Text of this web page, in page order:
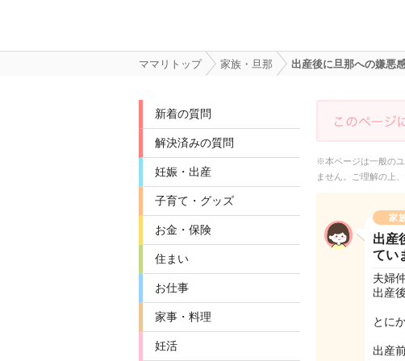
ママリトップ 家族・旦那 出産後に旦那への嫌悪
新着の質問
解決済みの質問
妊娠・出産
子育て・グッズ
お金・保険
住まい
お仕事
家事・料理
妊活
※本ページは一般の
ません。ご理解の上
家
出産
てい
夫婦
出産
とに
出産